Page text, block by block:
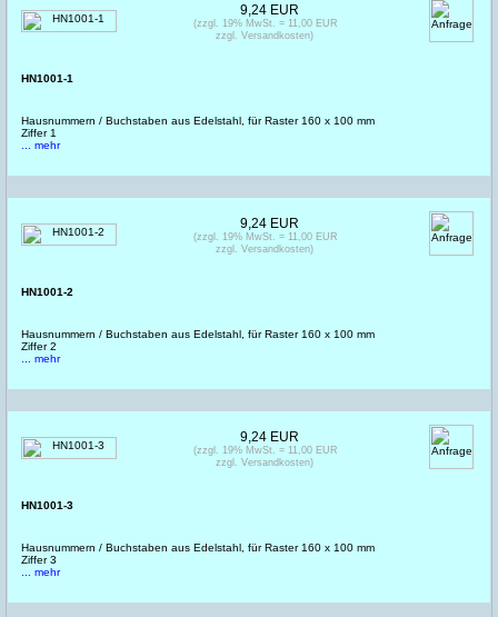
HN1001-1
Hausnummern / Buchstaben aus Edelstahl, für Raster 160 x 100 mm
Ziffer 1
... mehr
9,24 EUR
(zzgl. 19% MwSt. = 11,00 EUR
zzgl. Versandkosten)
HN1001-2
Hausnummern / Buchstaben aus Edelstahl, für Raster 160 x 100 mm
Ziffer 2
... mehr
9,24 EUR
(zzgl. 19% MwSt. = 11,00 EUR
zzgl. Versandkosten)
HN1001-3
Hausnummern / Buchstaben aus Edelstahl, für Raster 160 x 100 mm
Ziffer 3
... mehr
9,24 EUR
(zzgl. 19% MwSt. = 11,00 EUR
zzgl. Versandkosten)